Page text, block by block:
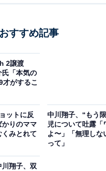
すすめ記事
2譲渡
氏「本気の
才がするこ
ットに反
かりのママ
みとれて
中川翔子、“もう
児について吐露「
よ〜」「無理しな
って」
川翔子、双